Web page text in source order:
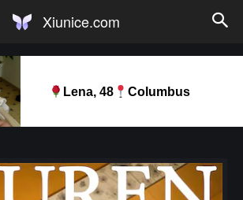
Xiunice.com
Lena, 48 Columbus